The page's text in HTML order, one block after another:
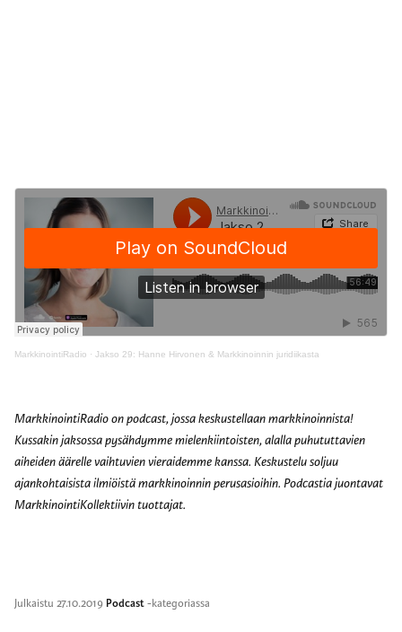
MarkkinointiRadio · Jakso 29: Hanne Hirvonen & Markkinoinnin juridiikasta
MarkkinointiRadio on podcast, jossa keskustellaan markkinoinnista!
Kussakin jaksossa pysähdymme mielenkiintoisten, alalla puhututtavien
aiheiden äärelle vaihtuvien vieraidemme kanssa. Keskustelu soljuu
ajankohtaisista ilmiöistä markkinoinnin perusasioihin. Podcastia juontavat
MarkkinointiKollektiivin tuottajat.
Julkaistu 27.10.2019 Podcast-kategoriassa